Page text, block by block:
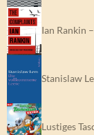
Ian Rankin
Stanislaw
Lustiges